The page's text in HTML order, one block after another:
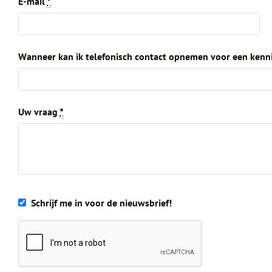
Wanneer kan ik telefonisch contact opnemen voor een
Uw vraag *
Schrijf me in voor de nieuwsbrief!